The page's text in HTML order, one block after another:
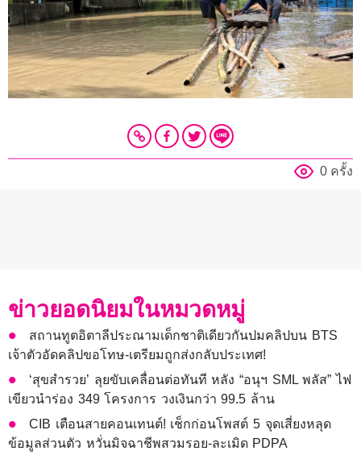
0 ครั้ง
ข่าวยอดนิยมในหมวดหมู่
สถานทูตอิตาลีประณามเด็กชาติเดียวกันปมคลิปบน BTS
เจ้าตัวอัดคลิปขอโทษ-เตรียมถูกส่งกลับประเทศ!
‘สุขสำรวย’ ลุยขับเคลื่อนต่อทันที หลัง “อนุฯ SML พลัส” ไฟ
เขียวนำร่อง 349 โครงการ วงเงินกว่า 99.5 ล้าน
CIB เตือนสายคอนเทนต์! เช็กก่อนโพสต์ 5 จุดเสี่ยงหลุด
ข้อมูลส่วนตัว หวั่นมิจฉาชีพสวมรอย-ละเมิด PDPA